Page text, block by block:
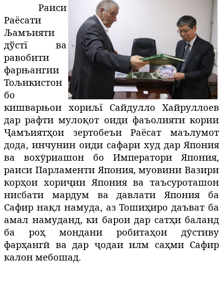
Раиси
Раёсати
Љамъияти
дўстї ва
равобити
фарњангии
Тољикистон
бо
кишварњои хориљї Сайдулло Хайруллоев
дар рафти мулоқот оиди фаъолияти кории
Ҷамъиятҳои зертобеъи Раёсат
маълумот
дода, инчунин оиди сафари худ дар Япония
ва вохӯриашон бо Императори Япония,
раиси Парламенти Япония, муовини Вазири
корҳои хориҷии Япония ва таъсуроташон
нисбати мардум ва давлати Япония ба
Сафир нақл намуда, аз Тошиҳиро даъват ба
амал намуданд, ки барои дар сатҳибаланд
ба роҳ мондани робитаҳои дӯстиву
фарҳангӣ ва дар ҷодаиилм саҳмиСафир
калон мебошад.